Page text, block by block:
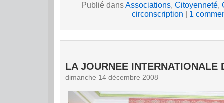
Publié dansAssociations, Citoyenneté,
circonscription
1
LA JOURNEE INTERNATIONALE
dimanche 14 décembre 2008